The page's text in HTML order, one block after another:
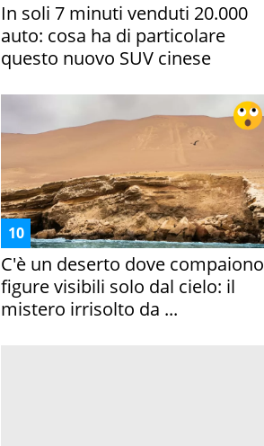
In soli 7 minuti venduti 20.000
auto: cosa ha di particolare
questo nuovo SUV cinese
C'è un deserto dove compaiono
figure visibili solo dal cielo: il
mistero irrisolto da ...